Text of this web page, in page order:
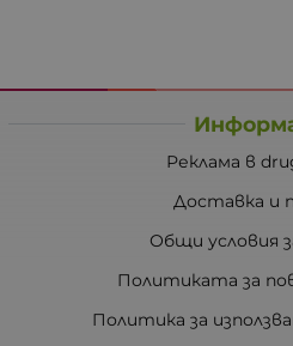
Реклама в
Доставка и
Общи условия
Политиката за
Политика за